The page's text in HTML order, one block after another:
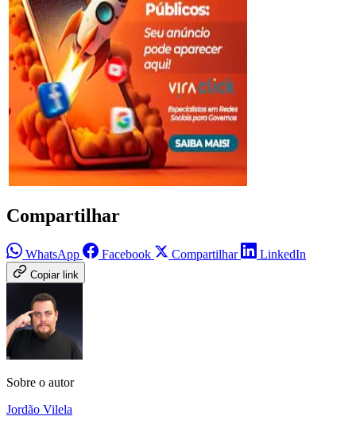
Compartilhar
WhatsApp Facebook Compartilhar LinkedIn
Copiar link
Sobre o autor
Jordão Vilela